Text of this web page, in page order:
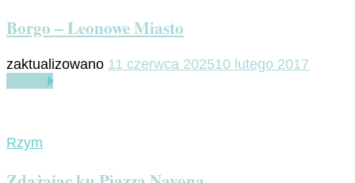
Borgo – Leonowe Miasto
zaktualizowano 11 czerwca 202510 lutego 2017
Rzym